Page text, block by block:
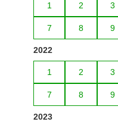
1 2 3
7 8 9
2022
1 2 3
7 8 9
2023